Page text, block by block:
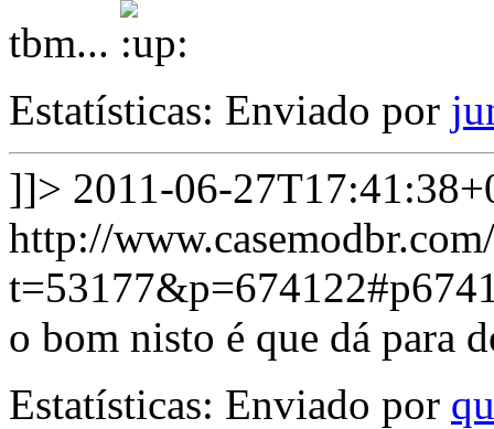
tbm...
Estatísticas: Enviado por
]]> 2011-06-
http://
o bom nisto é que dá para
Estatísticas: Enviado por